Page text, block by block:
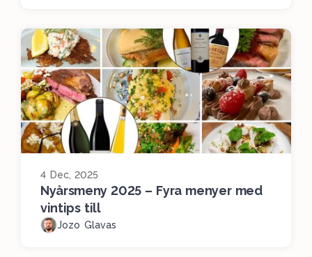
4 Dec, 2025
Nyårsmeny 2025 – Fyra menyer med
vintips till
Jozo Glavas